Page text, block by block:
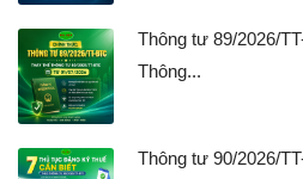
Thông tư 89/2026/
Thông...
Thông tư 90/2026/